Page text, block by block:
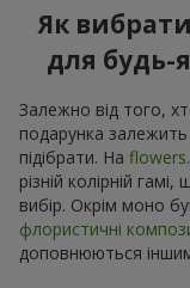
Як
для будь-
Залежно від того,
подарунка
підібрати. На
різній колірній
вибір. Окрім моно
флористичні
доповнюються